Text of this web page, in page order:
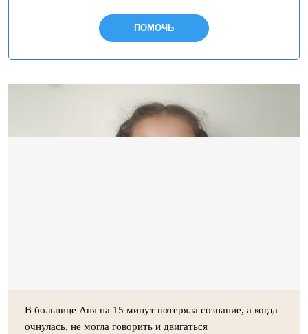
ПОМОЧЬ
В больнице Аня на 15 минут потеряла сознание, а когда
очнулась, не могла говорить и двигаться